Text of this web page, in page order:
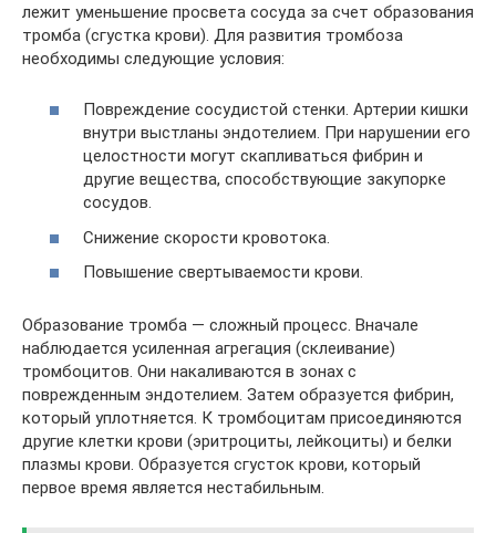
лежит уменьшение просвета сосуда за счет образования
тромба (сгустка крови). Для развития тромбоза
необходимы следующие условия:
Повреждение сосудистой стенки. Артерии кишки
внутри выстланы эндотелием. При нарушении его
целостности могут скапливаться фибрин и
другие вещества, способствующие закупорке
сосудов.
Снижение скорости кровотока.
Повышение свертываемости крови.
Образование тромба — сложный процесс. Вначале
наблюдается усиленная агрегация (склеивание)
тромбоцитов. Они накаливаются в зонах с
поврежденным эндотелием. Затем образуется фибрин,
который уплотняется. К тромбоцитам присоединяются
другие клетки крови (эритроциты, лейкоциты) и белки
плазмы крови. Образуется сгусток крови, который
первое время является нестабильным.